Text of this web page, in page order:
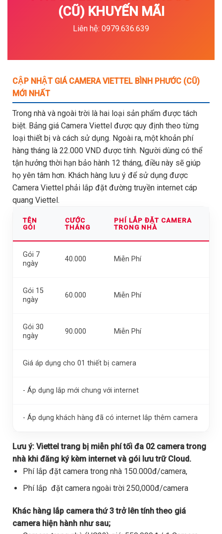
(CŨ) KHUYẾN MÃI
Liên hệ: 0979.636.639
CẬP NHẬT GIÁ CAMERA VIETTEL BÌNH PHƯỚC (CŨ)
MỚI NHẤT
Trong nhà và ngoài trời là hai loại sản phẩm được tách
biệt. Bảng giá Camera Viettel được quy định theo từng
loại thiết bị và cách sử dụng. Ngoài ra, một khoản phí
hàng tháng là 22.000 VND được tính. Người dùng có thể
tận hưởng thời hạn bảo hành 12 tháng, điều này sẽ giúp
họ yên tâm hơn. Khách hàng lưu ý để sử dụng được
Camera Viettel phải lắp đặt đường truyền internet cáp
quang Viettel.
TÊN
GÓI
CƯỚC
THÁNG
PHÍ LẮP ĐẶT CAMERA
TRONG NHÀ
Gói 7
ngày
40.000 Miễn Phí
Gói 15
ngày
60.000 Miễn Phí
Gói 30
ngày
90.000 Miễn Phí
Giá áp dụng cho 01 thiết bị camera
- Áp dụng lắp mới chung với internet
- Áp dụng khách hàng đã có internet lắp thêm camera
Lưu ý: Viettel trang bị miễn phí tối đa 02 camera trong
nhà khi đăng ký kèm internet và gói lưu trữ Cloud.
Phí lắp đặt camera trong nhà 150.000đ/camera,
Phí lắp đặt camera ngoài trời 250,000đ/camera
Khác hàng lắp camera thứ 3 trở lên tính theo giá
camera hiện hành như sau;